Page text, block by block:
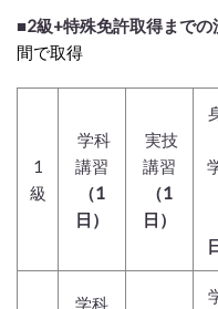
■2級+特殊免許取得までの
間で取得
1
級
学科
講習
（1
日）
実技
講習
（1
日）
学科